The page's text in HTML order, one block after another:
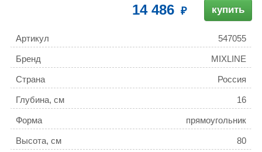
14 486 купить
Артикул 547055
Бренд MIXLINE
Страна Россия
Глубина, см 16
Форма прямоугольник
Высота, см 80